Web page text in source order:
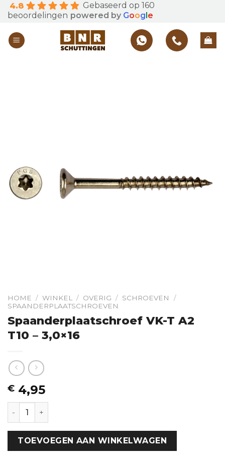
Skip
to
content
4.8
Gebaseerd op 160
beoordelingen powered by Goog e
HOME / WINKEL / OVERIG / SCHROEVEN
/
SPAANDERPLAATSCHROEVEN
Spaanderplaatschroef VK-T A2
T10 – 3,0×16
€ 4,95
Spaanderplaatschroef VK-T A2 T10 - 3,0x16 hoeveelheid
TOEVOEGEN AAN WINKELWAGEN